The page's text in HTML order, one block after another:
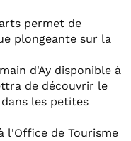
permet de
plongeante sur la
d'Ay disponible à
de découvrir le
les petites
l'Office de Tourisme